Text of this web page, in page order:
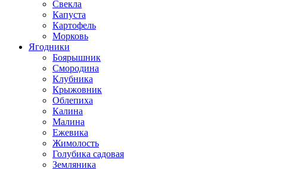
Свекла
Капуста
Картофель
Морковь
Ягодники
Боярышник
Смородина
Клубника
Крыжовник
Облепиха
Калина
Малина
Ежевика
Жимолость
Голубика садовая
Земляника